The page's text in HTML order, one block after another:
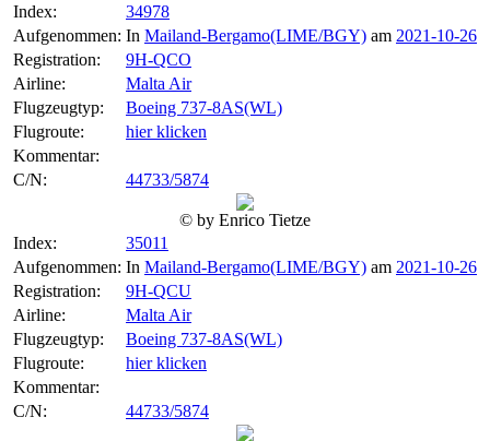
Index:
34978
Aufgenommen: In Mailand-Bergamo(LIME/BGY) am 2021-10-26
Registration:
9H-QCO
Airline:
Malta Air
Flugzeugtyp:
Boeing 737-8AS(WL)
Flugroute:
hier klicken
Kommentar:
C/N:
44733/5874
© by Enrico Tietze
Index:
35011
Aufgenommen: In Mailand-Bergamo(LIME/BGY) am 2021-10-26
Registration:
9H-QCU
Airline:
Malta Air
Flugzeugtyp:
Boeing 737-8AS(WL)
Flugroute:
hier klicken
Kommentar:
C/N:
44733/5874